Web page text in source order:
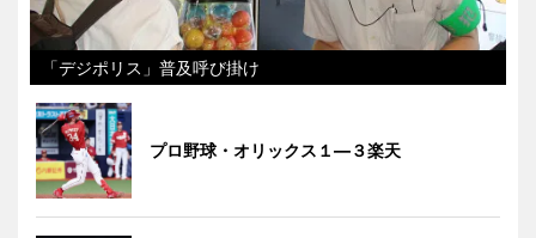
「デジポリス」普及呼び掛け
プロ野球・オリックス１―３楽天